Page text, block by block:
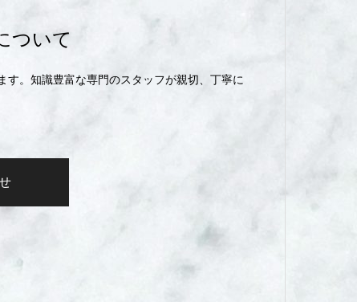
ついて
。知識豊富な専門のスタッフが親切、丁寧に